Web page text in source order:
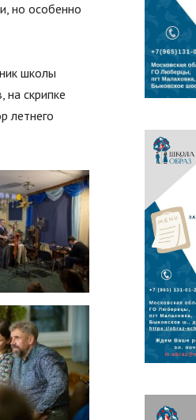
но особенно
школы
скрипке
летнего